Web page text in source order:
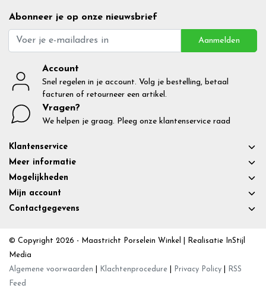
Abonneer je op onze nieuwsbrief
Aanmelden
Account
Snel regelen in je account. Volg je bestelling, betaal
facturen of retourneer een artikel.
Vragen?
We helpen je graag. Pleeg onze klantenservice raad
Klantenservice
Meer informatie
Mogelijkheden
Mijn account
Contactgegevens
© Copyright 2026 - Maastricht Porselein Winkel | Realisatie InStijl
Media
Algemene voorwaarden
Klachtenprocedure Privacy Policy
RSS
Feed